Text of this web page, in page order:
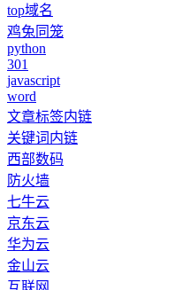
top域名
鸡兔同笼
python
301
javascript
word
文章标签内链
关键词内链
西部数码
防火墙
七牛云
京东云
华为云
金山云
互联网